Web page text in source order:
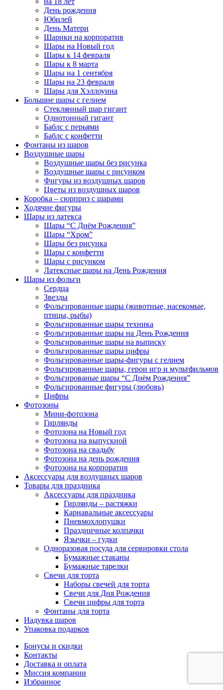
День рождения
Юбилей
День Матери
Шарики на корпоратив
Шары на Новый год
Шары к 14 февраля
Шары к 8 марта
Шары на 1 сентября
Шары на 23 февраля
Шары для Хэллоуина
Большие шары с гелием
Стеклянный шар гигант
Однотонный гигант
Баблс с перьями
Баблс с конфетти
Фонтаны из шаров
Воздушные шары
Воздушные шары без рисунка
Воздушные шары с рисунком
Фигуры из воздушных шаров
Цветы из воздушных шаров
Коробка – сюрприз с шарами
Ходячие фигуры
Шары из латекса
Шары “С Днём Рождения”
Шары “Хром”
Шары без рисунка
Шары с конфетти
Шары с рисунком
Латексные шары на День Рождения
Шары из фольги
Сердца
Звезды
Фольгированные шары (животные, насекомые,
птицы, рыбы)
Фольгированные шары техника
Фольгированные шары на День Рождения
Фольгированные шары на выписку
Фольгированные шары цифры
Фольгированные шары-фигуры с гелием
Фольгированные шары, герои игр и мультфильмов
Фольгированые шары “С Днём Рождения”
Фольгированные фигуры (любовь)
Цифры
Фотозоны
Мини-фотозона
Гирлянды
Фотозона на Новый год
Фотозона на выпускной
Фотозона на свадьбу
Фотозона на день рождения
Фотозона на корпоратив
Аксессуары для воздушных шаров
Товары для праздника
Аксессуары для праздника
Гирлянды – растяжки
Карнавальные аксессуары
Пневмохлопушки
Праздничные колпачки
Язычки – гудки
Одноразовая посуда для сервировки стола
Бумажные стаканы
Бумажные тарелки
Свечи для торта
Наборы свечей для торта
Свечи для Дня Рождения
Свечи цифры для торта
Фонтаны для торта
Надувка шаров
Упаковка подарков
Бонусы и скидки
Контакты
Доставка и оплата
Миссия компании
Избранное